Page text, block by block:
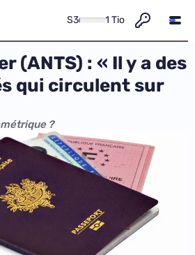
S3 1 Tio
(ANTS) : « Il y a des
qui circulent sur
?